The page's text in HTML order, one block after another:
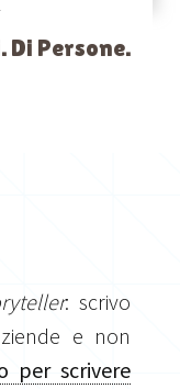
Persone.
: scrivo
e non
per scrivere